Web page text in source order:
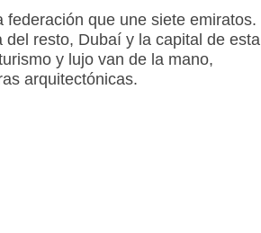
que une siete emiratos.
resto, Dubaí y la capital de esta
y lujo van de la mano,
arquitectónicas.